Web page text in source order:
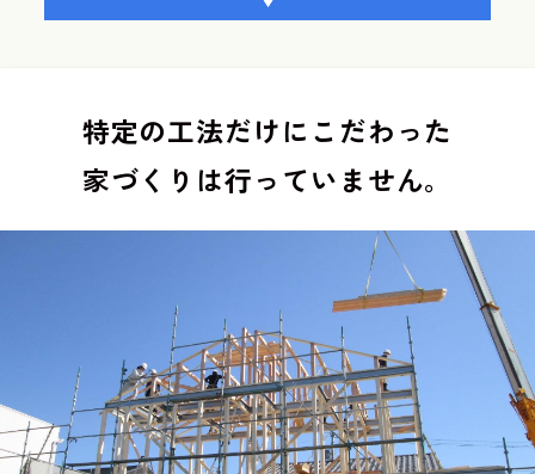
特定の工法だけにこだわった
家づくりは行っていません。